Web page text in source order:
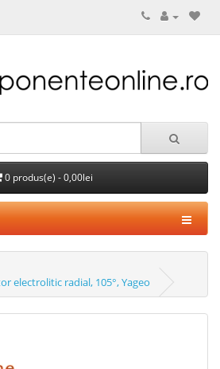
0 produs(e) - 0,00lei
electrolitic radial, 105°, Yageo